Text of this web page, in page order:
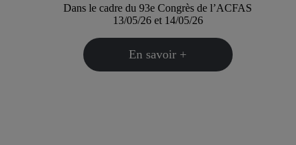
Dans le cadre du 93e Congrès de l’ACFAS
13/05/26 et 14/05/26
En savoir +